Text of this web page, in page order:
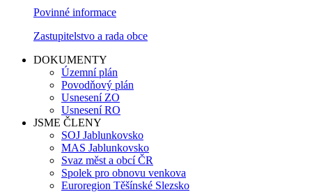
Povinné informace
Zastupitelstvo a rada obce
DOKUMENTY
Územní plán
Povodňový plán
Usnesení ZO
Usnesení RO
JSME ČLENY
SOJ Jablunkovsko
MAS Jablunkovsko
Svaz měst a obcí ČR
Spolek pro obnovu venkova
Euroregion Těšínské Slezsko